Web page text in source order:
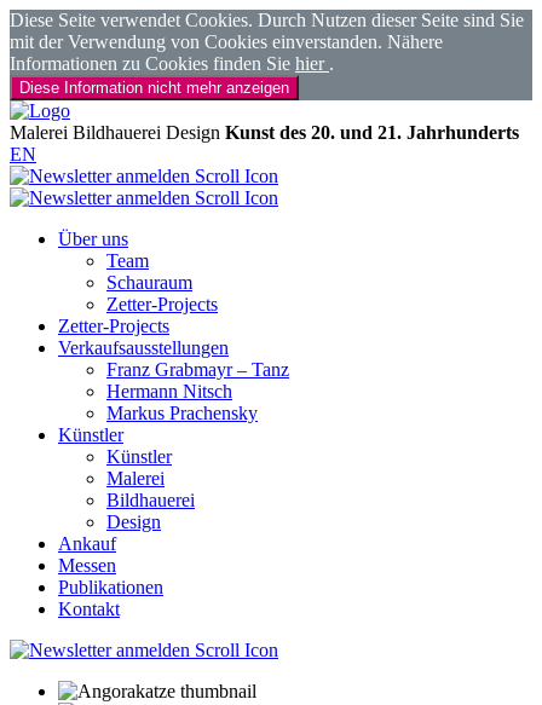
Diese Seite verwendet Cookies. Durch Nutzen dieser Seite sind Sie
mit der Verwendung von Cookies einverstanden. Nähere
Informationen zu Cookies finden Sie hier .
Diese Information nicht mehr anzeigen
Malerei Bildhauerei Design Kunst des 20. und 21. Jahrhunderts
EN
Über uns
Team
Schauraum
Zetter-Projects
Zetter-Projects
Verkaufsausstellungen
Franz Grabmayr – Tanz
Hermann Nitsch
Markus Prachensky
Künstler
Künstler
Malerei
Bildhauerei
Design
Ankauf
Messen
Publikationen
Kontakt